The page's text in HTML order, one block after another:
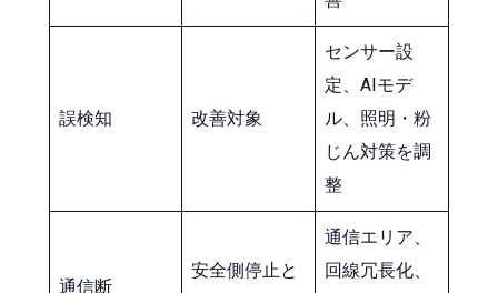
誤検知 改善対象
センサー設
定、AIモデ
ル、照明・粉
じん対策を調
整
通信断
安全側停止と
通信エリア、
回線冗長化、